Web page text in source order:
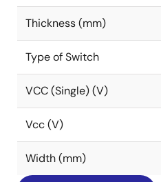
Thickness (mm)
Type of Switch
VCC (Single) (V)
Vcc (V)
Width (mm)